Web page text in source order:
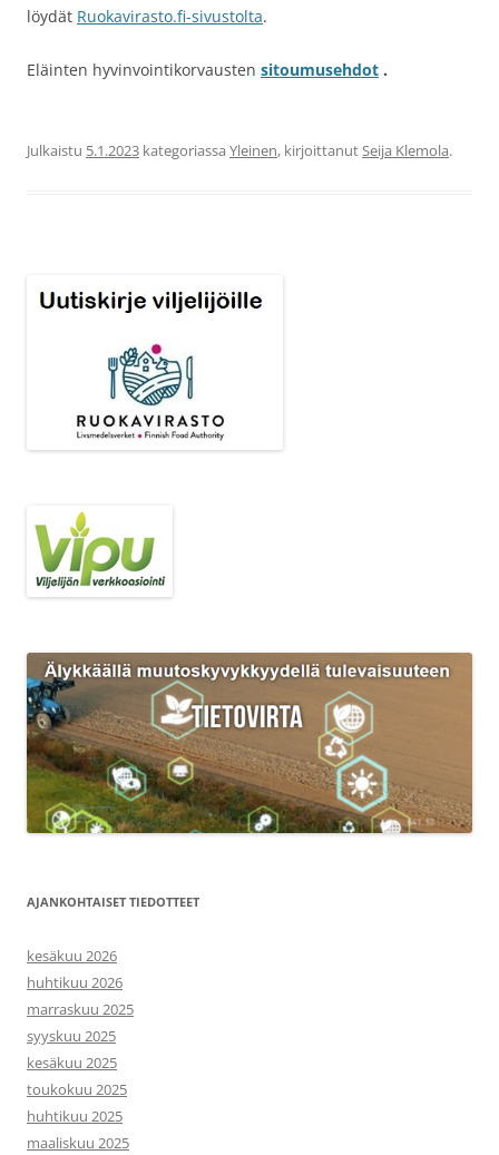
löydät Ruokavirasto.fi-sivustolta.
Eläinten hyvinvointikorvausten sitoumusehdot .
Julkaistu 5.1.2023 kategoriassa Yleinen, kirjoittanutSeija Klemola.
AJANKOHTAISET TIEDOTTEET
kesäkuu 2026
huhtikuu 2026
marraskuu 2025
syyskuu 2025
kesäkuu 2025
toukokuu 2025
huhtikuu 2025
maaliskuu 2025